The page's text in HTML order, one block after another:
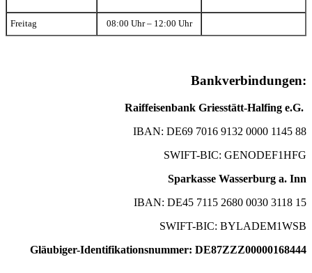
Freitag 08:00 Uhr – 12:00 Uhr
Bankverbindungen:
Raiffeisenbank Griesstätt-Halfing e.G.
IBAN: DE69 7016 9132 0000 1145 88
SWIFT-BIC: GENODEF1HFG
Sparkasse Wasserburg a. Inn
IBAN: DE45 7115 2680 0030 3118 15
SWIFT-BIC: BYLADEM1WSB
Gläubiger-Identifikationsnummer: DE87ZZZ00000168444